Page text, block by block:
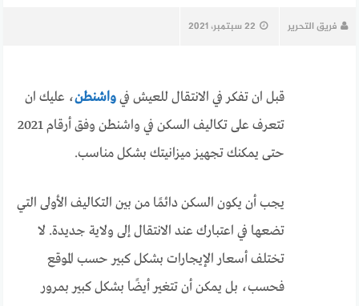
فريق التحرير 22 سبتمبر، 2021
قبل ان تفكر في الانتقال للعيش فيواشنطن، عليك ان
تتعرف على تكاليف السكن في واشنطن وفق أرقام 2021
حتى يمكنك تجهيز ميزانيتك بشكل مناسب.
يجب أن يكون السكن دائمًا من بين التكاليف الأولى التي
تضعها في اعتبارك عند الانتقال إلى ولاية جديدة. لا
تختلف أسعار الإيجارات بشكل كبير حسب الموقع
فحسب، بل يمكن أن تتغير أيضًا بشكل كبير بمرور